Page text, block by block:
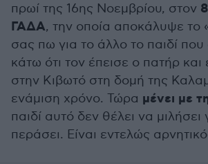
πρωί της 16ης Νοεμβρίου, στον
ΓΑΔΑ, την οποία αποκάλυψε
σας πω για το άλλο το παιδί
κάτω ότι τον έπεισε ο πατήρ και
στην Κιβωτό στη δομή της
ενάμιση χρόνο. Τώρα μένει με
παιδί αυτό δεν θέλει να μιλήσει
περάσει. Είναι εντελώς